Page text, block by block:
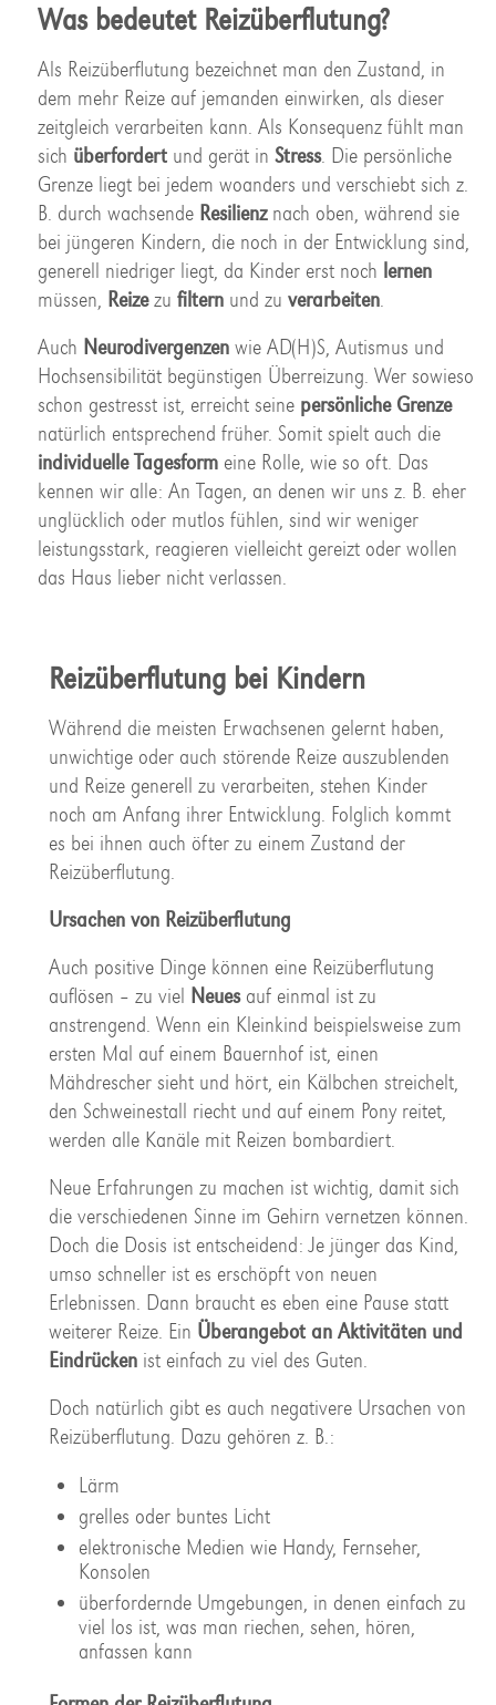
Was bedeutet Reizüberflutung?
Als Reizüberflutung bezeichnet man den Zustand, in
dem mehr Reize auf jemanden einwirken, als dieser
zeitgleich verarbeiten kann. Als Konsequenz fühlt man
sich überfordertund gerät in Stress. Die persönliche
Grenze liegt bei jedem woanders und verschiebt sich z.
B. durch wachsende Resilienznach oben, während sie
bei jüngeren Kindern, die noch in der Entwicklung sind,
generell niedriger liegt, da Kinder erst noch lernen
müssen, Reizezu filternund zu verarbeiten.
Auch Neurodivergenzenwie AD(H)S, Autismus und
Hochsensibilität begünstigen Überreizung. Wer sowieso
schon gestresst ist, erreicht seine persönliche Grenze
natürlich entsprechend früher. Somit spielt auch die
individuelle Tagesformeine Rolle, wie so oft. Das
kennen wir alle: An Tagen, an denen wir uns z. B. eher
unglücklich oder mutlos fühlen, sind wir weniger
leistungsstark, reagieren vielleicht gereizt oder wollen
das Haus lieber nicht verlassen.
Reizüberflutung bei Kindern
Während die meisten Erwachsenen gelernt haben,
unwichtige oder auch störende Reize auszublenden
und Reize generell zu verarbeiten, stehen Kinder
noch am Anfang ihrer Entwicklung. Folglich kommt
es bei ihnen auch öfter zu einem Zustand der
Reizüberflutung.
Ursachen von Reizüberflutung
Auch positive Dinge können eine Reizüberflutung
auflösen – zu viel Neuesauf einmal ist zu
anstrengend. Wenn ein Kleinkind beispielsweise zum
ersten Mal auf einem Bauernhof ist, einen
Mähdrescher sieht und hört, ein Kälbchen streichelt,
den Schweinestall riecht und auf einem Pony reitet,
werden alle Kanäle mit Reizen bombardiert.
Neue Erfahrungen zu machen ist wichtig, damit sich
die verschiedenen Sinne im Gehirn vernetzen können.
Doch die Dosis ist entscheidend: Je jünger das Kind,
umso schneller ist es erschöpft von neuen
Erlebnissen. Dann braucht es eben eine Pause statt
weiterer Reize. Ein Überangebot an Aktivitäten und
Eindrückenist einfach zu viel des Guten.
Doch natürlich gibt es auch negativere Ursachen von
Reizüberflutung. Dazu gehören z. B.:
Lärm
grelles oder buntes Licht
elektronische Medien wie Handy, Fernseher,
Konsolen
überfordernde Umgebungen, in denen einfach zu
viel los ist, was man riechen, sehen, hören,
anfassen kann